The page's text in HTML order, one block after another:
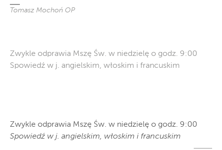
Tomasz Mochoń OP
Zwykle odprawia Mszę Św. w niedzielę o godz. 9:00
Spowiedź w j. angielskim, włoskim i francuskim
Zwykle odprawia Mszę Św. w niedzielę o godz. 9:00
Spowiedź w j. angielskim, włoskim i francuskim